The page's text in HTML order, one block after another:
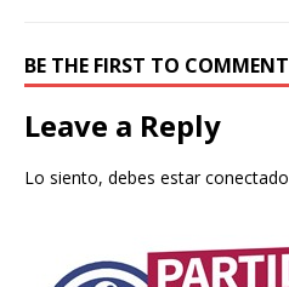
BE THE FIRST TO COMMENT
Leave a Reply
Lo siento, debes estarconectado